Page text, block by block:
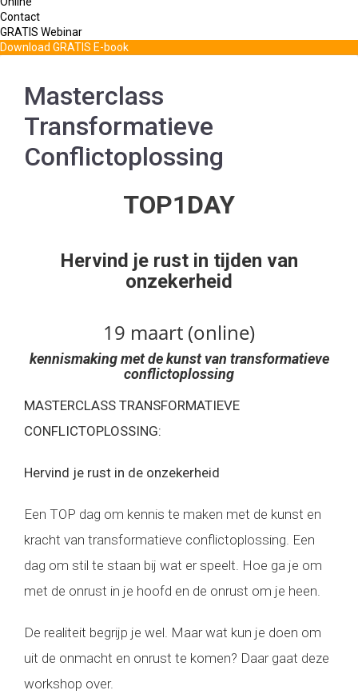
Contact
GRATIS Webinar
Download GRATIS E-book
Masterclass
Transformatieve
Conflictoplossing
TOP1DAY
Hervind je rust in tijden van
onzekerheid
19 maart (online)
kennismaking met de kunst van transformatieve
conflictoplossing
MASTERCLASS TRANSFORMATIEVE
CONFLICTOPLOSSING:
Hervind je rust in de onzekerheid
Een TOP dag om kennis te maken met de kunst en
kracht van transformatieve conflictoplossing. Een
dag om stil te staan bij wat er speelt. Hoe ga je om
met de onrust in je hoofd en de onrust om je heen.
De realiteit begrijp je wel. Maar wat kun je doen om
uit de onmacht en onrust te komen? Daar gaat deze
workshop over.